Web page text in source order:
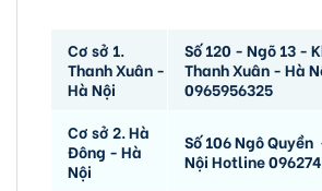
Cơ sở 1.
Thanh Xuân -
Hà Nội
Số 120 - Ngõ 13 -
Thanh Xuân - Hà
0965956325
Cơ sở 2. Hà
Đông - Hà
Nội
Số 106 Ngô
Nội Hotline